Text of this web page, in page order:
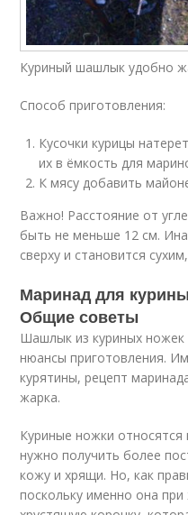
Куриный шашлык удобно
Способ приготовления:
Кусочки курицы
их в ёмкость для
К мясу добавить
Важно! Расстояние от
быть не меньше 12 см.
сверху и становится
Маринад для
Общие советы
Шашлык из куриных ножек
нюансы приготовления.
курятины, рецепт
жарка.
Куриные ножки
нужно получить более
кожу и хрящи. Но, как
поскольку именно она